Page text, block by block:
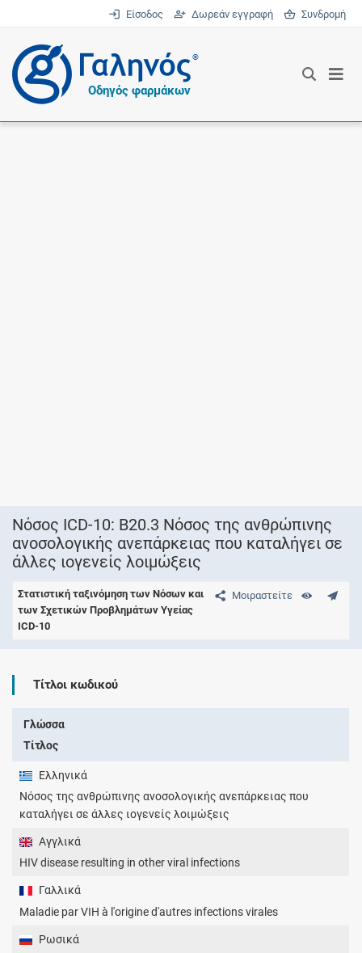
Είσοδος Δωρεάν εγγραφή Συνδρομή
®
Οδηγός φαρμάκων
Νόσος ICD-10: B20.3 Νόσος της ανθρώπινης
ανοσολογικής ανεπάρκειας που καταλήγει σε
άλλες ιογενείς λοιμώξεις
Μοιραστείτε
Στατιστική ταξινόμηση των Νόσων και
των Σχετικών Προβλημάτων Υγείας
ICD-10
Τίτλοι κωδικού
Γλώσσα
Τίτλος
Ελληνικά
Νόσος της ανθρώπινης ανοσολογικής ανεπάρκειας που
καταλήγει σε άλλες ιογενείς λοιμώξεις
Αγγλικά
HIV disease resulting in other viral infections
Γαλλικά
Maladie par VIH à l'origine d'autres infections virales
Ρωσικά